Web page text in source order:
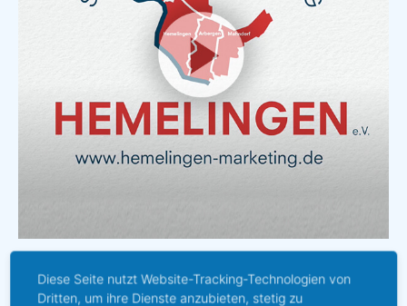
Diese Seite nutzt Website-Tracking-Technologien von
Dritten, um ihre Dienste anzubieten, stetig zu